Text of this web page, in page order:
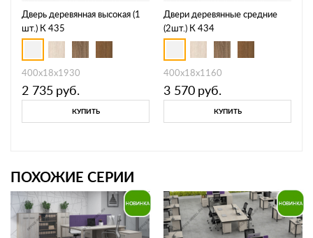
Дверь деревянная высокая (1
шт.) К 435
400x18x1930
2 735 руб.
КУПИТЬ
Двери деревянные средние
(2шт.) К 434
400x18x1160
3 570 руб.
КУПИТЬ
ПОХОЖИЕ СЕРИИ